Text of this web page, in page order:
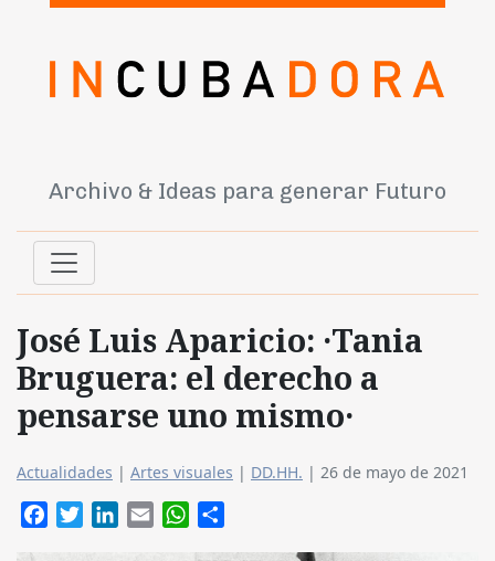
Archivo & Ideas para generar Futuro
José Luis Aparicio: ·Tania
Bruguera: el derecho a
pensarse uno mismo·
Actualidades | Artes visuales | DD.HH. | 26 de mayo de 2021
FacebookTwitterLinkedIn
Email WhatsApp